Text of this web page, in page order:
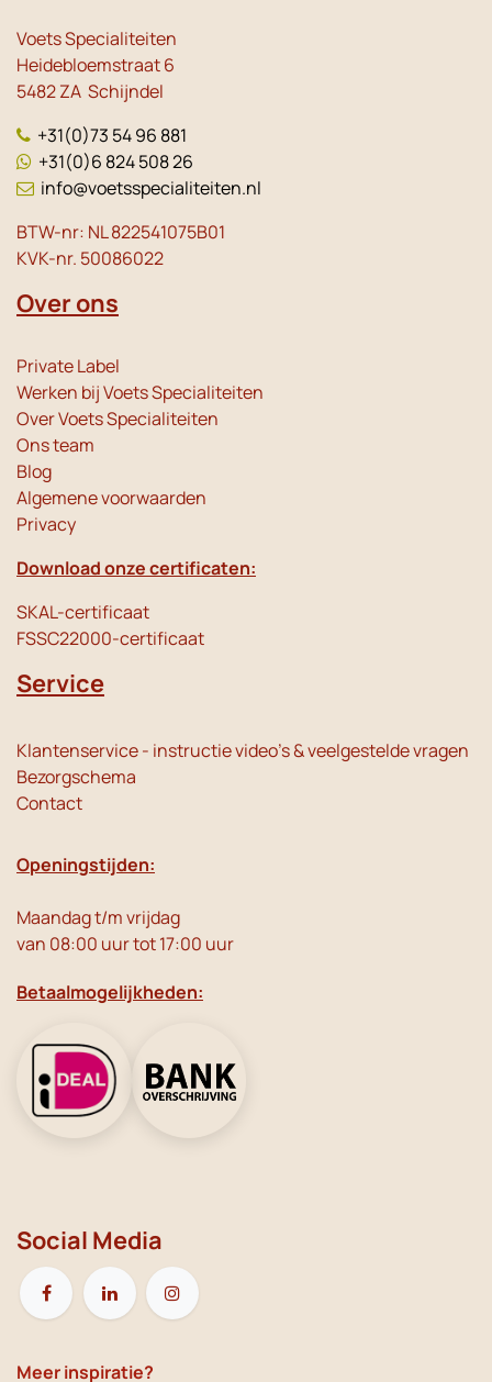
Voets Specialiteiten
Heidebloemstraat 6
5482 ZA Schijndel
+31(0)73 54 96 881
+31(0)6 824 508 26
info@voetsspecialiteiten.nl
BTW-nr: NL 822541075B01
KVK-nr. 50086022
Over ons
Private Label
Werken bij Voets Specialiteiten
Over Voets Specialiteiten
Ons team
Blog
Algemene voorwaarden
Privacy
Download onze certificaten:
SKAL-certificaat
FSSC22000-certificaat
Service
Klantenservice - instructie video's & veelgestelde vragen
Bezorgschema
Contact
Openingstijden:
Maandag t/m vrijdag
van 08:00 uur tot 17:00 uur
Betaalmogelijkheden:
Social Media
Meer inspiratie?